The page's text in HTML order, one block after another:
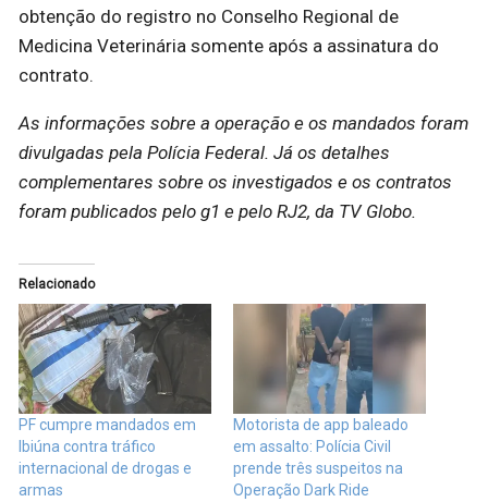
obtenção do registro no Conselho Regional de
Medicina Veterinária somente após a assinatura do
contrato.
As informações sobre a operação e os mandados foram
divulgadas pela Polícia Federal. Já os detalhes
complementares sobre os investigados e os contratos
foram publicados pelo g1 e pelo RJ2, da TV Globo.
Relacionado
PF cumpre mandados em
Ibiúna contra tráfico
internacional de drogas e
armas
Motorista de app baleado
em assalto: Polícia Civil
prende três suspeitos na
Operação Dark Ride